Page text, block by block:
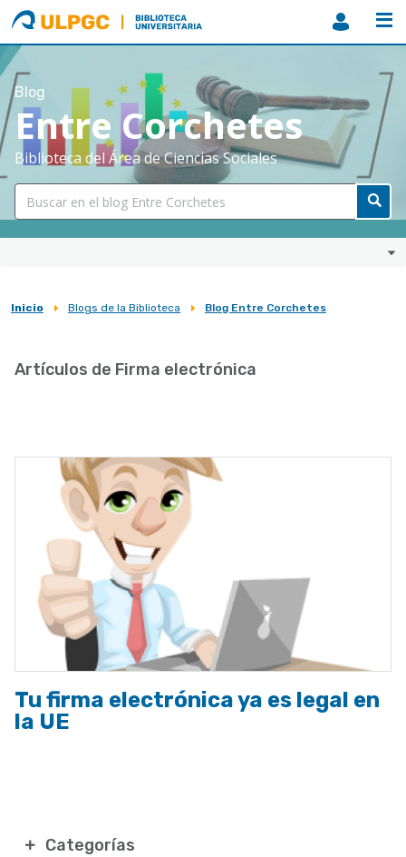
ULPGC
Biblioteca
ULPGC
Blog
Entre Corchetes
Biblioteca del Área de Ciencias Sociales
Sobrescribir
de
la
navegación
Inicio Blogs de la Biblioteca Blog Entre Corchetes
Categorías
Artículos de Firma electrónica
Tu firma electrónica ya es legal en
la UE